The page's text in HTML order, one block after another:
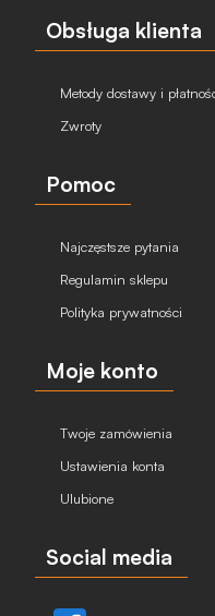
Obsługa klienta
Metody dostawy i
Zwroty
Pomoc
Najczęstsze pytania
Regulamin sklepu
Polityka prywatności
Moje konto
Twoje zamówienia
Ustawienia konta
Ulubione
Social media